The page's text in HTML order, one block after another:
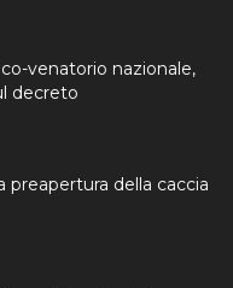
venatorio nazionale,
decreto
preapertura della caccia